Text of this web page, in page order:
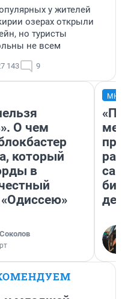
у жителей
озерах открыли
но туристы
не всем
143 9
О чем
который
в